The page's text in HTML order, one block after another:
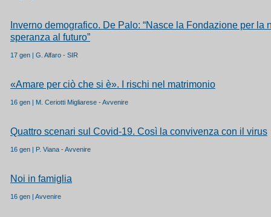
Inverno demografico. De Palo: “Nasce la Fondazione per la
speranza al futuro”
17 gen | G. Alfaro - SIR
«Amare per ciò che si è». I rischi nel matrimonio
16 gen | M. Ceriotti Migliarese - Avvenire
Quattro scenari sul Covid-19. Così la convivenza con il virus
16 gen | P. Viana - Avvenire
Noi in famiglia
16 gen | Avvenire